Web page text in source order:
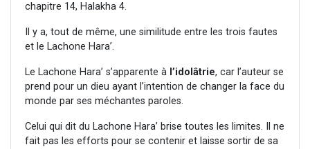
chapitre 14, Halakha 4.
Il y a, tout de même, une similitude entre les trois fautes
et le Lachone Hara’.
Le Lachone Hara’ s’apparente à l’idolâtrie, car l’auteur se
prend pour un dieu ayant l’intention de changer la face du
monde par ses méchantes paroles.
Celui qui dit du Lachone Hara’ brise toutes les limites. Il ne
fait pas les efforts pour se contenir et laisse sortir de sa